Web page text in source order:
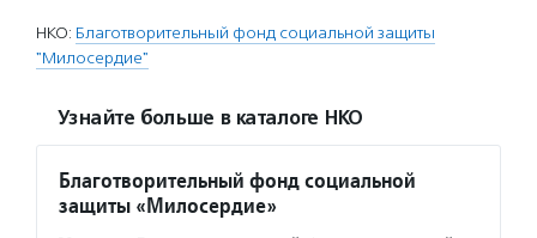
НКО: Благотворительный фонд социальной защиты
"Милосердие"
Узнайте больше в каталоге НКО
Благотворительный фонд социальной
защиты «Милосердие»